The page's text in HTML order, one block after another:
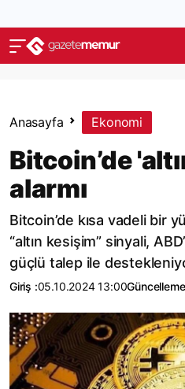
Anasayfa Ekonomi
Bitcoin’de
alarmı
Bitcoin’de kısa vadeli bir
“altın kesişim” sinyali,
güçlü talep ile
Giriş :05.10.2024 13:00